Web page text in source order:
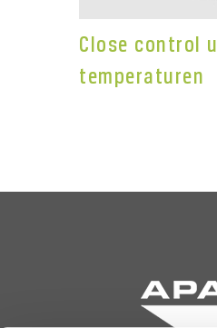
Close control
temperaturen